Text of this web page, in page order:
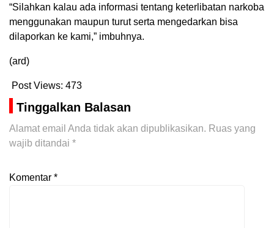
“Silahkan kalau ada informasi tentang keterlibatan narkoba
menggunakan maupun turut serta mengedarkan bisa
dilaporkan ke kami,” imbuhnya.
(ard)
Post Views: 473
Tinggalkan Balasan
Alamat email Anda tidak akan dipublikasikan. Ruas yang
wajib ditandai *
Komentar *